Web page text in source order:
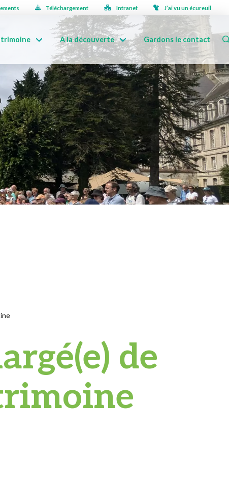
Téléchargement Intranet J’ai vu un écureuil
A la découverte Gardons le contact
de